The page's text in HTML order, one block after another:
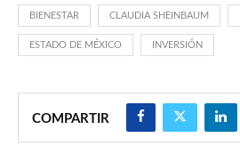
BIENESTAR CLAUDIA SHEINBAUM
ESTADO DE MÉXICO INVERSIÓN
COMPARTIR